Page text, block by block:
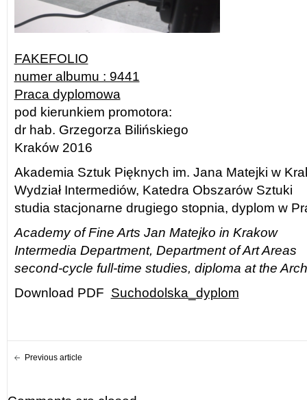
FAKEFOLIO
numer albumu : 9441
Praca dyplomowa
pod kierunkiem promotora:
dr hab. Grzegorza Bilińskiego
Kraków 2016
Akademia Sztuk Pięknych im. Jana Matejki w
Wydział Intermediów, Katedra Obszarów Sztuki
studia stacjonarne drugiego stopnia, dyplom w
Academy of Fine Arts Jan Matejko in Krakow
Intermedia Department, Department of Art Areas
second-cycle full-time studies, diploma at the
Download PDF Suchodolska_dyplom
Previous article